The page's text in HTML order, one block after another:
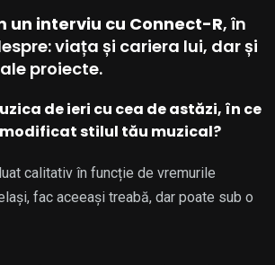
un interviu cu Connect-R, în
viața și cariera lui, dar și
proiecte.
de ieri cu cea de astăzi, în ce
stilul tău muzical?
calitativ în funcție de vremurile
fac aceeași treabă, dar poate sub o